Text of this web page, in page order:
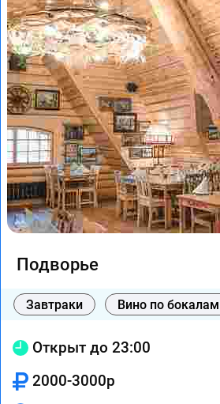
Подворье
Завтраки Вино по бокалам
Открыт до 23:00
2000-3000р